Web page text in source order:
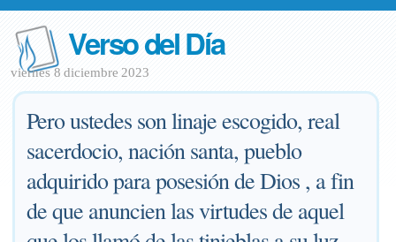
Verso del Día
viernes 8 diciembre 2023
Pero ustedes son linaje escogido, real
sacerdocio, nación santa, pueblo
adquirido para posesión de Dios , a fin
de que anuncien las virtudes de aquel